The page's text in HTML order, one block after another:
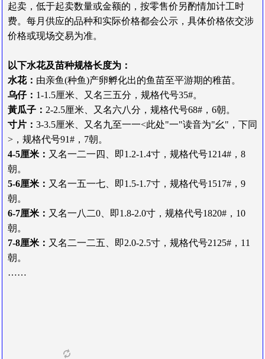
起卖 ，低于起卖数量或金额的，按零售价另酌情加计工时
费。 每月供应的品种和实际价格都会公示， 具体价格依交涉
价格或现场交易为准。
以下水花及苗种规格长度为：
水花： 由亲鱼(种鱼)产卵孵化出的鱼苗至平游期的稚苗。
乌仔： 1-1.5厘米、又名三五分，规格代号35#。
黃瓜子： 2-2.5厘米、又名六八分，规格代号68#，6朝。
寸片： 3-3.5厘米、又名九至一一<此处"一"读音为"幺"，下同
>，规格代号91#，7朝。
4-5厘米： 又名一二一四、即1.2-1.4寸，规格代号1214#，8
朝。
5-6厘米： 又名一五一七、即1.5-1.7寸，规格代号1517#，9
朝。
6-7厘米： 又名一八二0、即1.8-2.0寸，规格代号1820#，10
朝。
7-8厘米： 又名二一二五、即2.0-2.5寸，规格代号2125#，11
朝。
……